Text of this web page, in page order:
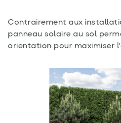
Contrairement aux
panneau solaire au sol
orientation pour maximiser